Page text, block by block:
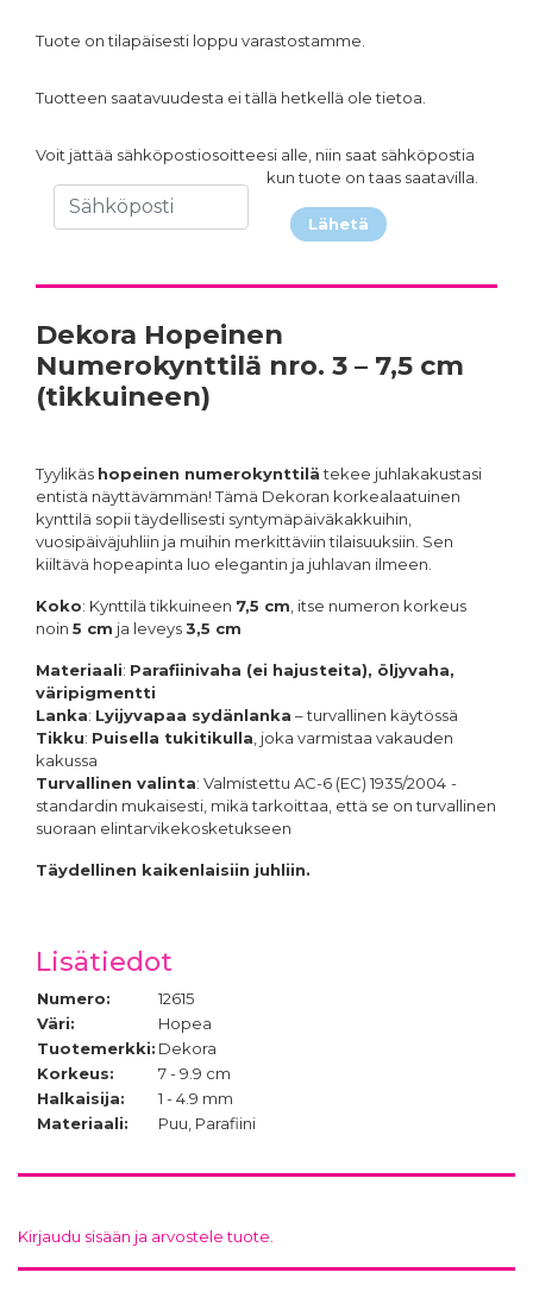
Tuote on tilapäisesti loppu varastostamme.
Tuotteen saatavuudesta ei tällä hetkellä ole tietoa.
Voit jättää sähköpostiosoitteesi alle, niin saat sähköpostia
kun tuote on taas saatavilla.
Lähetä
Dekora Hopeinen
Numerokynttilä nro. 3 – 7,5 cm
(tikkuineen)
Tyylikäs hopeinen numerokynttilätekee juhlakakustasi
entistä näyttävämmän! Tämä Dekoran korkealaatuinen
kynttilä sopii täydellisesti syntymäpäiväkakkuihin,
vuosipäiväjuhliin ja muihin merkittäviin tilaisuuksiin. Sen
kiiltävä hopeapinta luo elegantin ja juhlavan ilmeen.
Koko: Kynttilä tikkuineen 7,5 cm , itse numeron korkeus
noin 5 cm ja leveys3,5 cm
Materiaali: Parafiinivaha (ei hajusteita), öljyvaha,
väripigmentti
Lanka: Lyijyvapaa sydänlanka – turvallinen käytössä
Tikku: Puisella tukitikulla , joka varmistaa vakauden
kakussa
Turvallinen valinta: Valmistettu AC-6 (EC) 1935/2004 -
standardin mukaisesti, mikä tarkoittaa, että se on turvallinen
suoraan elintarvikekosketukseen
Täydellinen kaikenlaisiin juhliin.
Lisätiedot
Numero:
12615
Väri:
Hopea
Tuotemerkki: Dekora
Korkeus:
7 - 9.9 cm
Halkaisija:
1 - 4.9 mm
Materiaali:
Puu, Parafiini
Kirjaudu sisään ja arvostele tuote.